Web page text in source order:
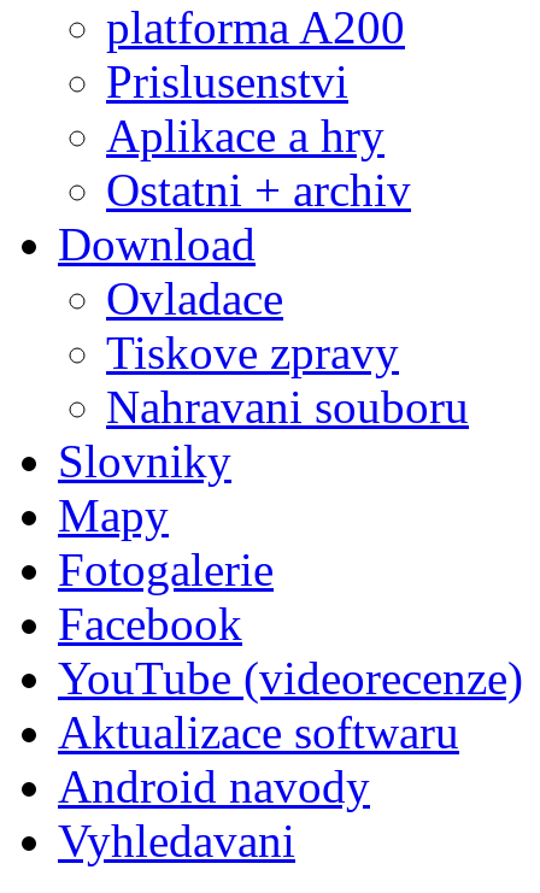
platforma A200
Prislusenstvi
Aplikace a hry
Ostatni + archiv
Download
Ovladace
Tiskove zpravy
Nahravani souboru
Slovniky
Mapy
Fotogalerie
Facebook
YouTube (videorecenze)
Aktualizace softwaru
Android navody
Vyhledavani